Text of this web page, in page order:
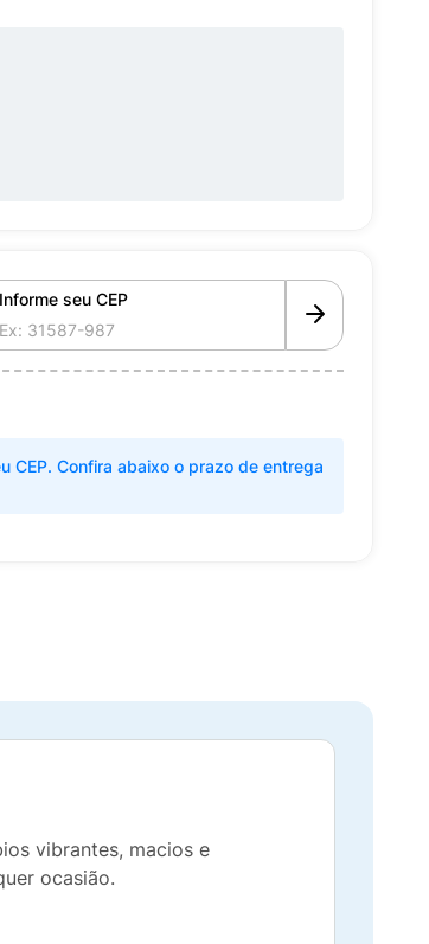
Informe seu CEP
CEP. Confira abaixo o prazo de entrega
vibrantes, macios e
ocasião.